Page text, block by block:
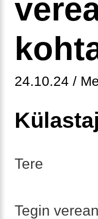
24.10.24 /
Tere
Tegin